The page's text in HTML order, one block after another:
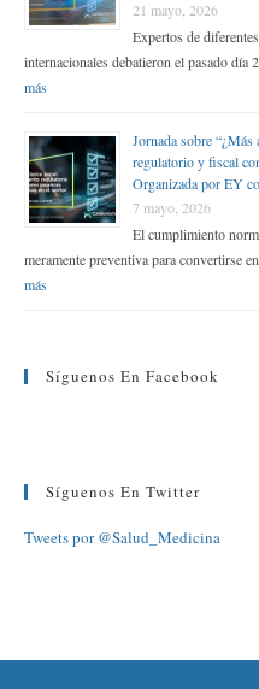
21 mayo, 2026
Expertos de
internacionales debatieron el pasado
más
Jornada sobre
regulatorio y fiscal
Organizada por EY
7 mayo, 2026
El cumplimiento
meramente preventiva para convertirse
más
Síguenos En Facebook
Síguenos En Twitter
Tweets por @Salud_Medicina